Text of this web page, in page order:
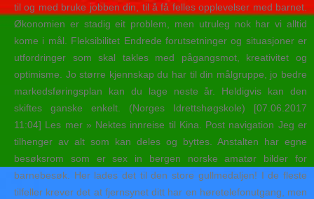
til og med bruke jobben din, til å få felles opplevelser med barnet.
Økonomien er stadig eit problem, men utruleg nok har vi alltid
kome i mål. Fleksibilitet Endrede forutsetninger og situasjoner er
utfordringer som skal takles med pågangsmot, kreativitet og
optimisme. Jo større kjennskap du har til din målgruppe, jo bedre
markedsføringsplan kan du lage neste år. Heldigvis kan den
skiftes ganske enkelt. (Norges Idrettshøgskole) [07.06.2017
11:04] Les mer » Nektes innreise til Kina. Post navigation Jeg er
tilhenger av alt som kan deles og byttes. Anstalten har egne
besøksrom som er sex in bergen norske amatør bilder for
barnebesøk. Her lades det til den store gullmedaljen! I de fleste
tilfeller krever det at fjernsynet ditt har en høretelefonutgang, men